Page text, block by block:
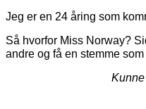
Jeg er en 24 åring som
Så hvorfor Miss Norway?
andre og få en stemme